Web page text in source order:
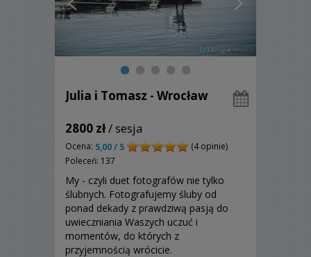
Julia i Tomasz - Wrocław
2800 zł/ sesja
Ocena: 5,00 / 5
(4 opinie)
Poleceń: 137
My - czyli duet fotografów nie tylko
ślubnych. Fotografujemy śluby od
ponad dekady z prawdziwą pasją do
uwieczniania Waszych uczuć i
momentów, do których z
przyjemnością wrócicie.